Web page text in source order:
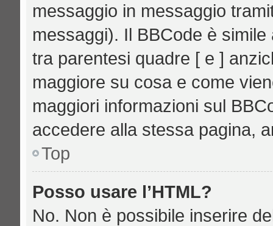
messaggio in messaggio
messaggi). Il BBCode è
tra parentesi quadre [ e ]
maggiore su cosa e come
maggiori informazioni sul
accedere alla stessa pagina,
Top
Posso usare l’HTML?
No. Non è possibile inserire